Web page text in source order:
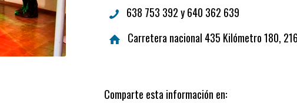
638 753 392 y 640 362 639
Carretera nacional 435 Kilómetro 180,
Comparte esta información en: